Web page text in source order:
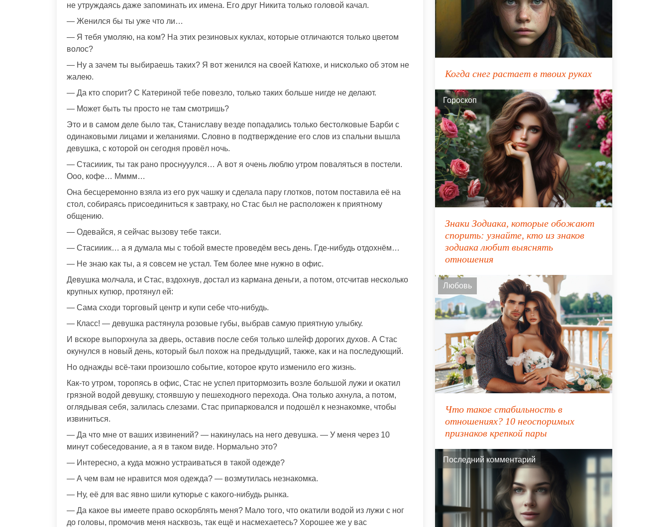
не утруждаясь даже запоминать их имена. Его друг Никита только головой качал.
— Женился бы ты уже что ли…
— Я тебя умоляю, на ком? На этих резиновых куклах, которые отличаются только цветом
волос?
— Ну а зачем ты выбираешь таких? Я вот женился на своей Катюхе, и нисколько об этом не
жалею.
— Да кто спорит? С Катериной тебе повезло, только таких больше нигде не делают.
— Может быть ты просто не там смотришь?
Это и в самом деле было так, Станиславу везде попадались только бестолковые Барби с
одинаковыми лицами и желаниями. Словно в подтверждение его слов из спальни вышла
девушка, с которой он сегодня провёл ночь.
— Стасииик, ты так рано проснууулся… А вот я очень люблю утром поваляться в постели.
Ооо, кофе… Мммм…
Она бесцеремонно взяла из его рук чашку и сделала пару глотков, потом поставила её на
стол, собираясь присоединиться к завтраку, но Стас был не расположен к приятному
общению.
— Одевайся, я сейчас вызову тебе такси.
— Стасииик… а я думала мы с тобой вместе проведём весь день. Где-нибудь отдохнём…
— Не знаю как ты, а я совсем не устал. Тем более мне нужно в офис.
Девушка молчала, и Стас, вздохнув, достал из кармана деньги, а потом, отсчитав несколько
крупных купюр, протянул ей:
— Сама сходи торговый центр и купи себе что-нибудь.
— Класс! — девушка растянула розовые губы, выбрав самую приятную улыбку.
И вскоре выпорхнула за дверь, оставив после себя только шлейф дорогих духов. А Стас
окунулся в новый день, который был похож на предыдущий, также, как и на последующий.
Но однажды всё-таки произошло событие, которое круто изменило его жизнь.
Как-то утром, торопясь в офис, Стас не успел притормозить возле большой лужи и окатил
грязной водой девушку, стоявшую у пешеходного перехода. Она только ахнула, а потом,
оглядывая себя, залилась слезами. Стас припарковался и подошёл к незнакомке, чтобы
извиниться.
— Да что мне от ваших извинений? — накинулась на него девушка. — У меня через 10
минут собеседование, а я в таком виде. Нормально это?
— Интересно, а куда можно устраиваться в такой одежде?
— А чем вам не нравится моя одежда? — возмутилась незнакомка.
— Ну, её для вас явно шили кутюрье с какого-нибудь рынка.
— Да какое вы имеете право оскорблять меня? Мало того, что окатили водой из лужи с ног
до головы, промочив меня насквозь, так ещё и насмехаетесь? Хорошее же у вас
Когда снег растает в твоих руках
Гороскоп
Знаки Зодиака, которые обожают
спорить: узнайте, кто из знаков
зодиака любит выяснять
отношения
Любовь
Что такое стабильность в
отношениях? 10 неоспоримых
признаков крепкой пары
Последний комментарий